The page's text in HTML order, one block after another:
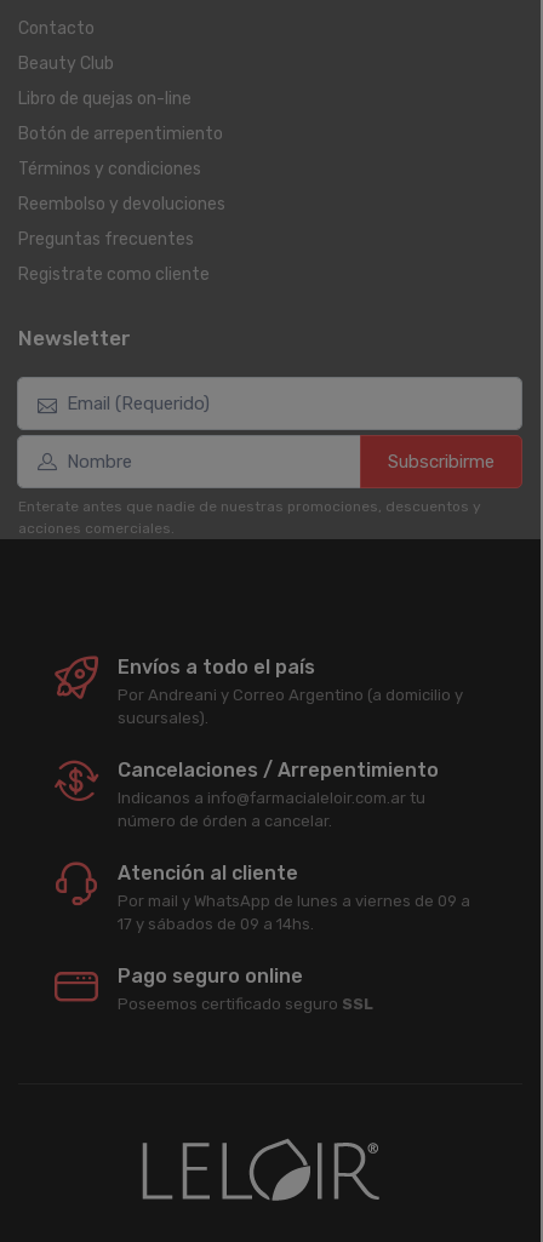
Contacto
Beauty Club
Libro de quejas on-line
Botón de arrepentimiento
Términos y condiciones
Reembolso y devoluciones
Preguntas frecuentes
Registrate como cliente
Newsletter
Subscribirme
Enterate antes que nadie de nuestras promociones, descuentos y
acciones comerciales.
Envíos a todo el país
Por Andreani y Correo Argentino (a domicilio y
sucursales).
Cancelaciones / Arrepentimiento
Indicanos a info@farmacialeloir.com.ar tu
número de órden a cancelar.
Atención al cliente
Por mail y WhatsApp de lunes a viernes de 09 a
17 y sábados de 09 a 14hs.
Pago seguro online
Poseemos certificado seguro SSL